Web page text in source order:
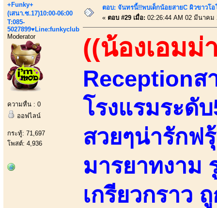
+Funky+
(เสนา.ซ.17)10:00-06:00
T:085-
5027899♥Line:funkyclub
Moderator
ความหื่น : 0
ออฟไลน์
กระทู้: 71,697
โพสต์: 4,936
ตอบ: จันทรนี้!!พบเด็กน้อยสายC ผิวขาวโ
« ตอบ #29 เมื่อ: 02:26:44 AM 02 มีนาคม
((น้องเอมม่
Receptionส
โรงแรมระดั
สวยๆน่ารักฟ
มารยาทงาม
เกรียวกราว